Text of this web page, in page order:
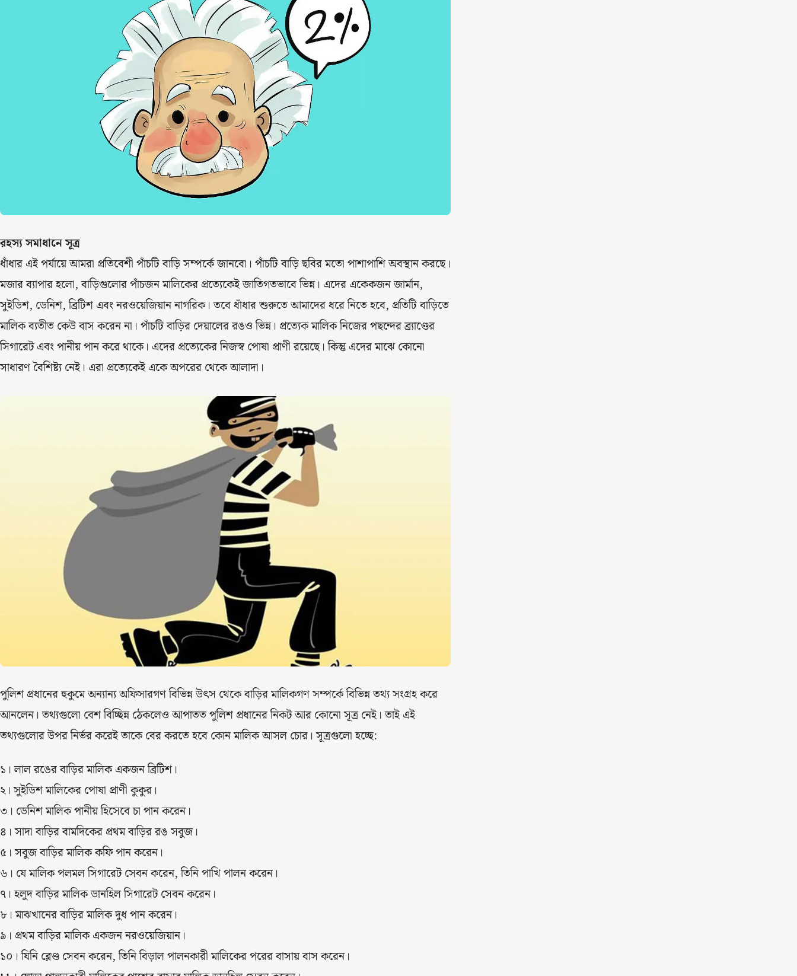
রহস্য সমাধানে সূত্র
ধাঁধার এই পর্যায়ে আমরা প্রতিবেশী পাঁচটি বাড়ি সম্পর্কে জানবো। পাঁচটি বাড়ি ছবির মতো পাশাপাশি অবস্থান করছে।
মজার ব্যাপার হলো, বাড়িগুলোর পাঁচজন মালিকের প্রত্যেকেই জাতিগতভাবে ভিন্ন। এদের একেকজন জার্মান,
সুইডিশ, ডেনিশ, ব্রিটিশ এবং নরওয়েজিয়ান নাগরিক। তবে ধাঁধার শুরুতে আমাদের ধরে নিতে হবে, প্রতিটি বাড়িতে
মালিক ব্যতীত কেউ বাস করেন না। পাঁচটি বাড়ির দেয়ালের রঙও ভিন্ন। প্রত্যেক মালিক নিজের পছন্দের ব্র্যাণ্ডের
সিগারেট এবং পানীয় পান করে থাকে। এদের প্রত্যেকের নিজস্ব পোষা প্রাণী রয়েছে। কিন্তু এদের মাঝে কোনো
সাধারণ বৈশিষ্ট্য নেই। এরা প্রত্যেকেই একে অপরের থেকে আলাদা।
পুলিশ প্রধানের হুকুমে অন্যান্য অফিসারগণ বিভিন্ন উৎস থেকে বাড়ির মালিকগণ সম্পর্কে বিভিন্ন তথ্য সংগ্রহ করে
আনলেন। তথ্যগুলো বেশ বিচ্ছিন্ন ঠেকলেও আপাতত পুলিশ প্রধানের নিকট আর কোনো সূত্র নেই। তাই এই
তথ্যগুলোর উপর নির্ভর করেই তাকে বের করতে হবে কোন মালিক আসল চোর। সূত্রগুলো হচ্ছে:
১। লাল রঙের বাড়ির মালিক একজন ব্রিটিশ।
২। সুইডিশ মালিকের পোষা প্রাণী কুকুর।
৩। ডেনিশ মালিক পানীয় হিসেবে চা পান করেন।
৪। সাদা বাড়ির বামদিকের প্রথম বাড়ির রঙ সবুজ।
৫। সবুজ বাড়ির মালিক কফি পান করেন।
৬। যে মালিক পলমল সিগারেট সেবন করেন, তিনি পাখি পালন করেন।
৭। হলুদ বাড়ির মালিক ডানহিল সিগারেট সেবন করেন।
৮। মাঝখানের বাড়ির মালিক দুধ পান করেন।
৯। প্রথম বাড়ির মালিক একজন নরওয়েজিয়ান।
১০। যিনি ব্লেণ্ড সেবন করেন, তিনি বিড়াল পালনকারী মালিকের পরের বাসায় বাস করেন।